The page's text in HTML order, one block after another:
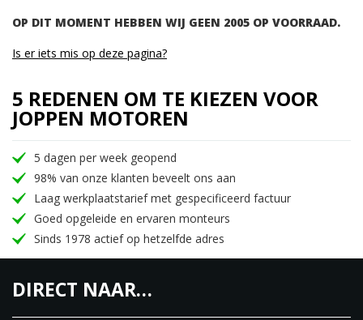
OP DIT MOMENT HEBBEN WIJ GEEN 2005 OP VOORRAAD.
Is er iets mis op deze pagina?
5 REDENEN OM TE KIEZEN VOOR
JOPPEN MOTOREN
5 dagen per week geopend
98% van onze klanten beveelt ons aan
Laag werkplaatstarief met gespecificeerd factuur
Goed opgeleide en ervaren monteurs
Sinds 1978 actief op hetzelfde adres
DIRECT NAAR…